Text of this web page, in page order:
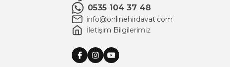
0535 104 37 48
info@onlinehirdavat.com
İletişim Bilgilerimiz